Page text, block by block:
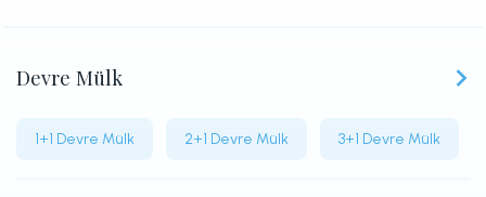
Devre Mülk
1+1 Devre Mülk 2+1 Devre Mülk 3+1 Devre Mülk